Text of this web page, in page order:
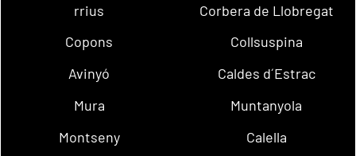
rrius
Corbera de Llobregat
Copons
Collsuspina
Avinyó
Caldes d´Estrac
Mura
Muntanyola
Montseny
Calella